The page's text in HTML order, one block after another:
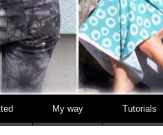
My way Tutorials